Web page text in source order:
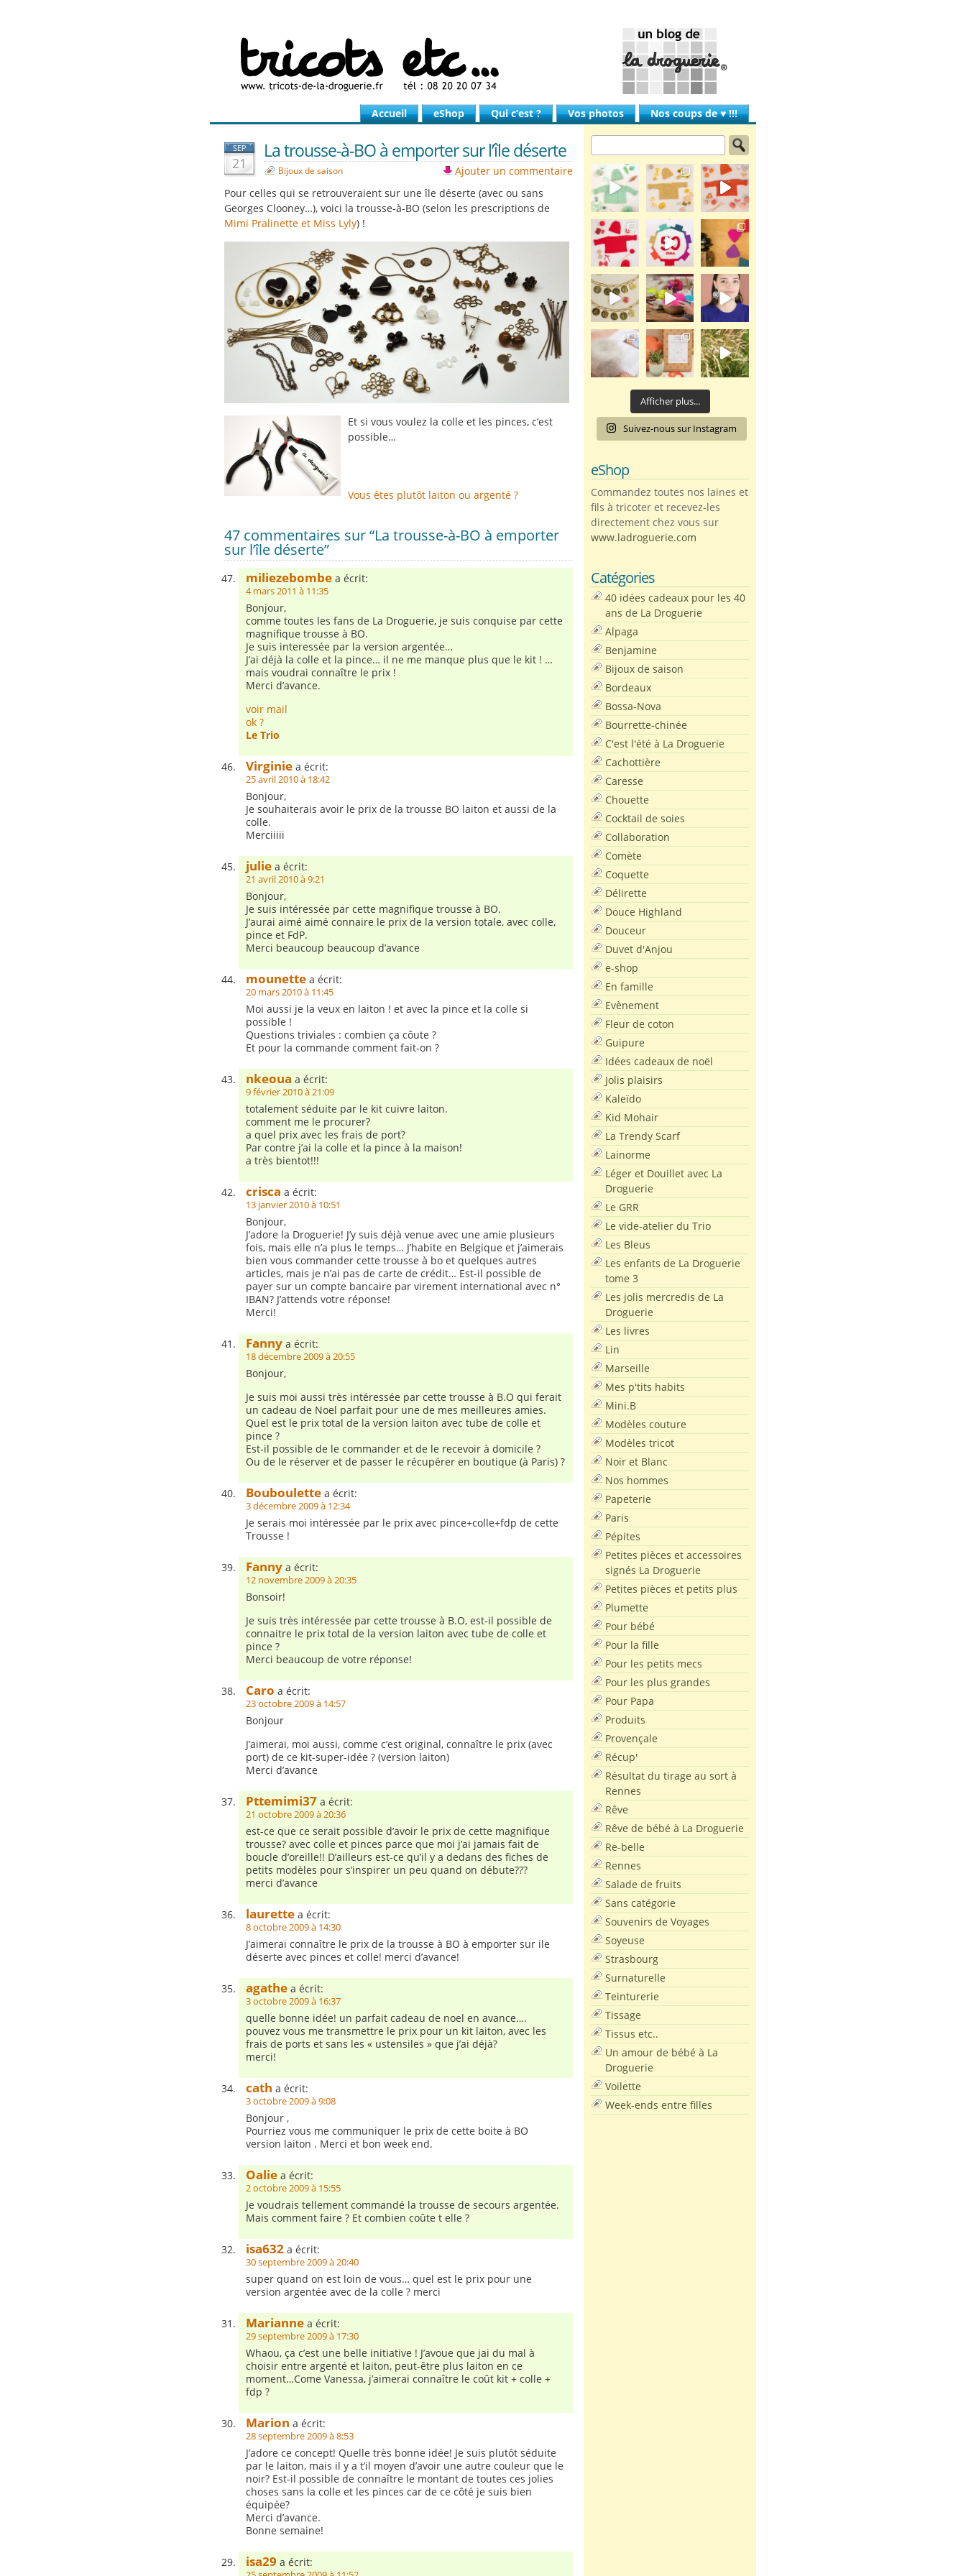
Accueil eShop Qui c’est ? Vos photos Nos coups de ♥ !!!
SEP
21
La trousse-à-BO à emporter sur l’île déserte
Bijoux de saison
Ajouter un commentaire
Pour celles qui se retrouveraient sur une île déserte (avec ou sans
Georges Clooney…), voici la trousse-à-BO (selon les prescriptions de
Mimi Pralinette et Miss Lyly) !
Et si vous voulez la colle et les pinces, c’est
possible…
Vous êtes plutôt laiton ou argenté ?
47 commentaires sur “La trousse-à-BO à emporter
sur l’île déserte”
miliezebombe a écrit:
4 mars 2011 à 11:35
Bonjour,
comme toutes les fans de La Droguerie, je suis conquise par cette
magnifique trousse à BO.
Je suis interessée par la version argentée…
J’ai déjà la colle et la pince… il ne me manque plus que le kit ! …
mais voudrai connaître le prix !
Merci d’avance.
voir mail
ok ?
Le Trio
Virginie a écrit:
25 avril 2010 à 18:42
Bonjour,
Je souhaiterais avoir le prix de la trousse BO laiton et aussi de la
colle.
Merciiiii
julie a écrit:
21 avril 2010 à 9:21
Bonjour,
Je suis intéressée par cette magnifique trousse à BO.
J’aurai aimé aimé connaire le prix de la version totale, avec colle,
pince et FdP.
Merci beaucoup beaucoup d’avance
mounette a écrit:
20 mars 2010 à 11:45
Moi aussi je la veux en laiton ! et avec la pince et la colle si
possible !
Questions triviales : combien ça côute ?
Et pour la commande comment fait-on ?
nkeoua a écrit:
9 février 2010 à 21:09
totalement séduite par le kit cuivre laiton.
comment me le procurer?
a quel prix avec les frais de port?
Par contre j’ai la colle et la pince à la maison!
a très bientot!!!
crisca a écrit:
13 janvier 2010 à 10:51
Bonjour,
J’adore la Droguerie! J’y suis déjà venue avec une amie plusieurs
fois, mais elle n’a plus le temps… J’habite en Belgique et j’aimerais
bien vous commander cette trousse à bo et quelques autres
articles, mais je n’ai pas de carte de crédit… Est-il possible de
payer sur un compte bancaire par virement international avec n°
IBAN? J’attends votre réponse!
Merci!
Fanny a écrit:
18 décembre 2009 à 20:55
Bonjour,
Je suis moi aussi très intéressée par cette trousse à B.O qui ferait
un cadeau de Noel parfait pour une de mes meilleures amies.
Quel est le prix total de la version laiton avec tube de colle et
pince ?
Est-il possible de le commander et de le recevoir à domicile ?
Ou de le réserver et de passer le récupérer en boutique (à Paris) ?
Bouboulette a écrit:
3 décembre 2009 à 12:34
Je serais moi intéressée par le prix avec pince+colle+fdp de cette
Trousse !
Fanny a écrit:
12 novembre 2009 à 20:35
Bonsoir!
Je suis très intéressée par cette trousse à B.O, est-il possible de
connaitre le prix total de la version laiton avec tube de colle et
pince ?
Merci beaucoup de votre réponse!
Caro a écrit:
23 octobre 2009 à 14:57
Bonjour
J’aimerai, moi aussi, comme c’est original, connaître le prix (avec
port) de ce kit-super-idée ? (version laiton)
Merci d’avance
Pttemimi37 a écrit:
21 octobre 2009 à 20:36
est-ce que ce serait possible d’avoir le prix de cette magnifique
trousse? avec colle et pinces parce que moi j’ai jamais fait de
boucle d’oreille!! D’ailleurs est-ce qu’il y a dedans des fiches de
petits modèles pour s’inspirer un peu quand on débute???
merci d’avance
laurette a écrit:
8 octobre 2009 à 14:30
J’aimerai connaître le prix de la trousse à BO à emporter sur ile
déserte avec pinces et colle! merci d’avance!
agathe a écrit:
3 octobre 2009 à 16:37
quelle bonne idée! un parfait cadeau de noel en avance….
pouvez vous me transmettre le prix pour un kit laiton, avec les
frais de ports et sans les « ustensiles » que j’ai déjà?
merci!
cath a écrit:
3 octobre 2009 à 9:08
Bonjour ,
Pourriez vous me communiquer le prix de cette boite à BO
version laiton . Merci et bon week end.
Oalie a écrit:
2 octobre 2009 à 15:55
Je voudrais tellement commandé la trousse de secours argentée.
Mais comment faire ? Et combien coûte t elle ?
isa632 a écrit:
30 septembre 2009 à 20:40
super quand on est loin de vous… quel est le prix pour une
version argentée avec de la colle ? merci
Marianne a écrit:
29 septembre 2009 à 17:30
Whaou, ça c’est une belle initiative ! J’avoue que jai du mal à
choisir entre argenté et laiton, peut-être plus laiton en ce
moment…Come Vanessa, j’aimerai connaître le coût kit + colle +
fdp ?
Marion a écrit:
28 septembre 2009 à 8:53
J’adore ce concept! Quelle très bonne idée! Je suis plutôt séduite
par le laiton, mais il y a t’il moyen d’avoir une autre couleur que le
noir? Est-il possible de connaître le montant de toutes ces jolies
choses sans la colle et les pinces car de ce côté je suis bien
équipée?
Merci d’avance.
Bonne semaine!
isa29 a écrit:
Afficher plus...
Suivez-nous sur Instagram
eShop
Commandez toutes nos laines et
fils à tricoter et recevez-les
directement chez vous sur
www.ladroguerie.com
Catégories
40 idées cadeaux pour les 40
ans de La Droguerie
Alpaga
Benjamine
Bijoux de saison
Bordeaux
Bossa-Nova
Bourrette-chinée
C'est l'été à La Droguerie
Cachottière
Caresse
Chouette
Cocktail de soies
Collaboration
Comète
Coquette
Délirette
Douce Highland
Douceur
Duvet d'Anjou
e-shop
En famille
Evènement
Fleur de coton
Guipure
Idées cadeaux de noël
Jolis plaisirs
Kaleïdo
Kid Mohair
La Trendy Scarf
Lainorme
Léger et Douillet avec La
Droguerie
Le GRR
Le vide-atelier du Trio
Les Bleus
Les enfants de La Droguerie
tome 3
Les jolis mercredis de La
Droguerie
Les livres
Lin
Marseille
Mes p'tits habits
Mini.B
Modèles couture
Modèles tricot
Noir et Blanc
Nos hommes
Papeterie
Paris
Pépites
Petites pièces et accessoires
signés La Droguerie
Petites pièces et petits plus
Plumette
Pour bébé
Pour la fille
Pour les petits mecs
Pour les plus grandes
Pour Papa
Produits
Provençale
Récup'
Résultat du tirage au sort à
Rennes
Rêve
Rêve de bébé à La Droguerie
Re-belle
Rennes
Salade de fruits
Sans catégorie
Souvenirs de Voyages
Soyeuse
Strasbourg
Surnaturelle
Teinturerie
Tissage
Tissus etc..
Un amour de bébé à La
Droguerie
Voilette
Week-ends entre filles